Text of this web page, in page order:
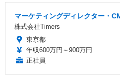
マーケティングディレクター・
株式会社Timers
東京都
年収600万円～900万円
正社員